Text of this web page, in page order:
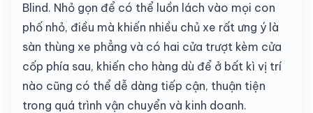
Blind. Nhỏ gọn để có thể luồn lách vào mọi con
phố nhỏ, điều mà khiến nhiều chủ xe rất ưng ý là
sàn thùng xe phẳng và có hai cửa trượt kèm cửa
cốp phía sau, khiến cho hàng dù để ở bất kì vị trí
nào cũng có thể dễ dàng tiếp cận, thuận tiện
trong quá trình vận chuyển và kinh doanh.